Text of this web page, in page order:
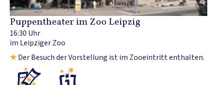
Puppentheater im Zoo Leipzig
16:30 Uhr
im Leipziger Zoo
★Der Besuch der Vorstellung ist im Zooeintritt enthalten.